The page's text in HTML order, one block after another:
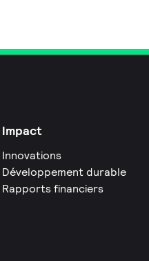
Impact
Innovations
Développement durable
Rapports financiers